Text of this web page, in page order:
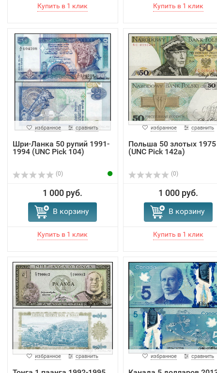
избранное сравнить
Шри-Ланка 50 рупий 1991-
1994 (UNC Pick 104)
(0)
1 000 руб.
В корзину
избранное сравнить
Польша 50 злотых 1975
(UNC Pick 142a)
(0)
1 000 руб.
В корзину
избранное сравнить избранное сравнить